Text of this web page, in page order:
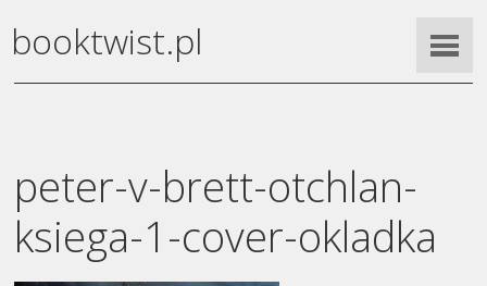
booktwist.pl
peter-v-brett-otchlan-
ksiega-1-cover-okladka